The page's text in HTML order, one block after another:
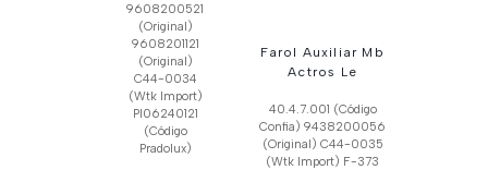
9608200521
(Original)
9608201121
(Original)
C44-0034
(Wtk Import)
Pl06240121
(Código
Pradolux)
Farol Auxiliar Mb
Actros Le
40.4.7.001 (Código
Confia) 9438200056
(Original) C44-0035
(Wtk Import) F-373